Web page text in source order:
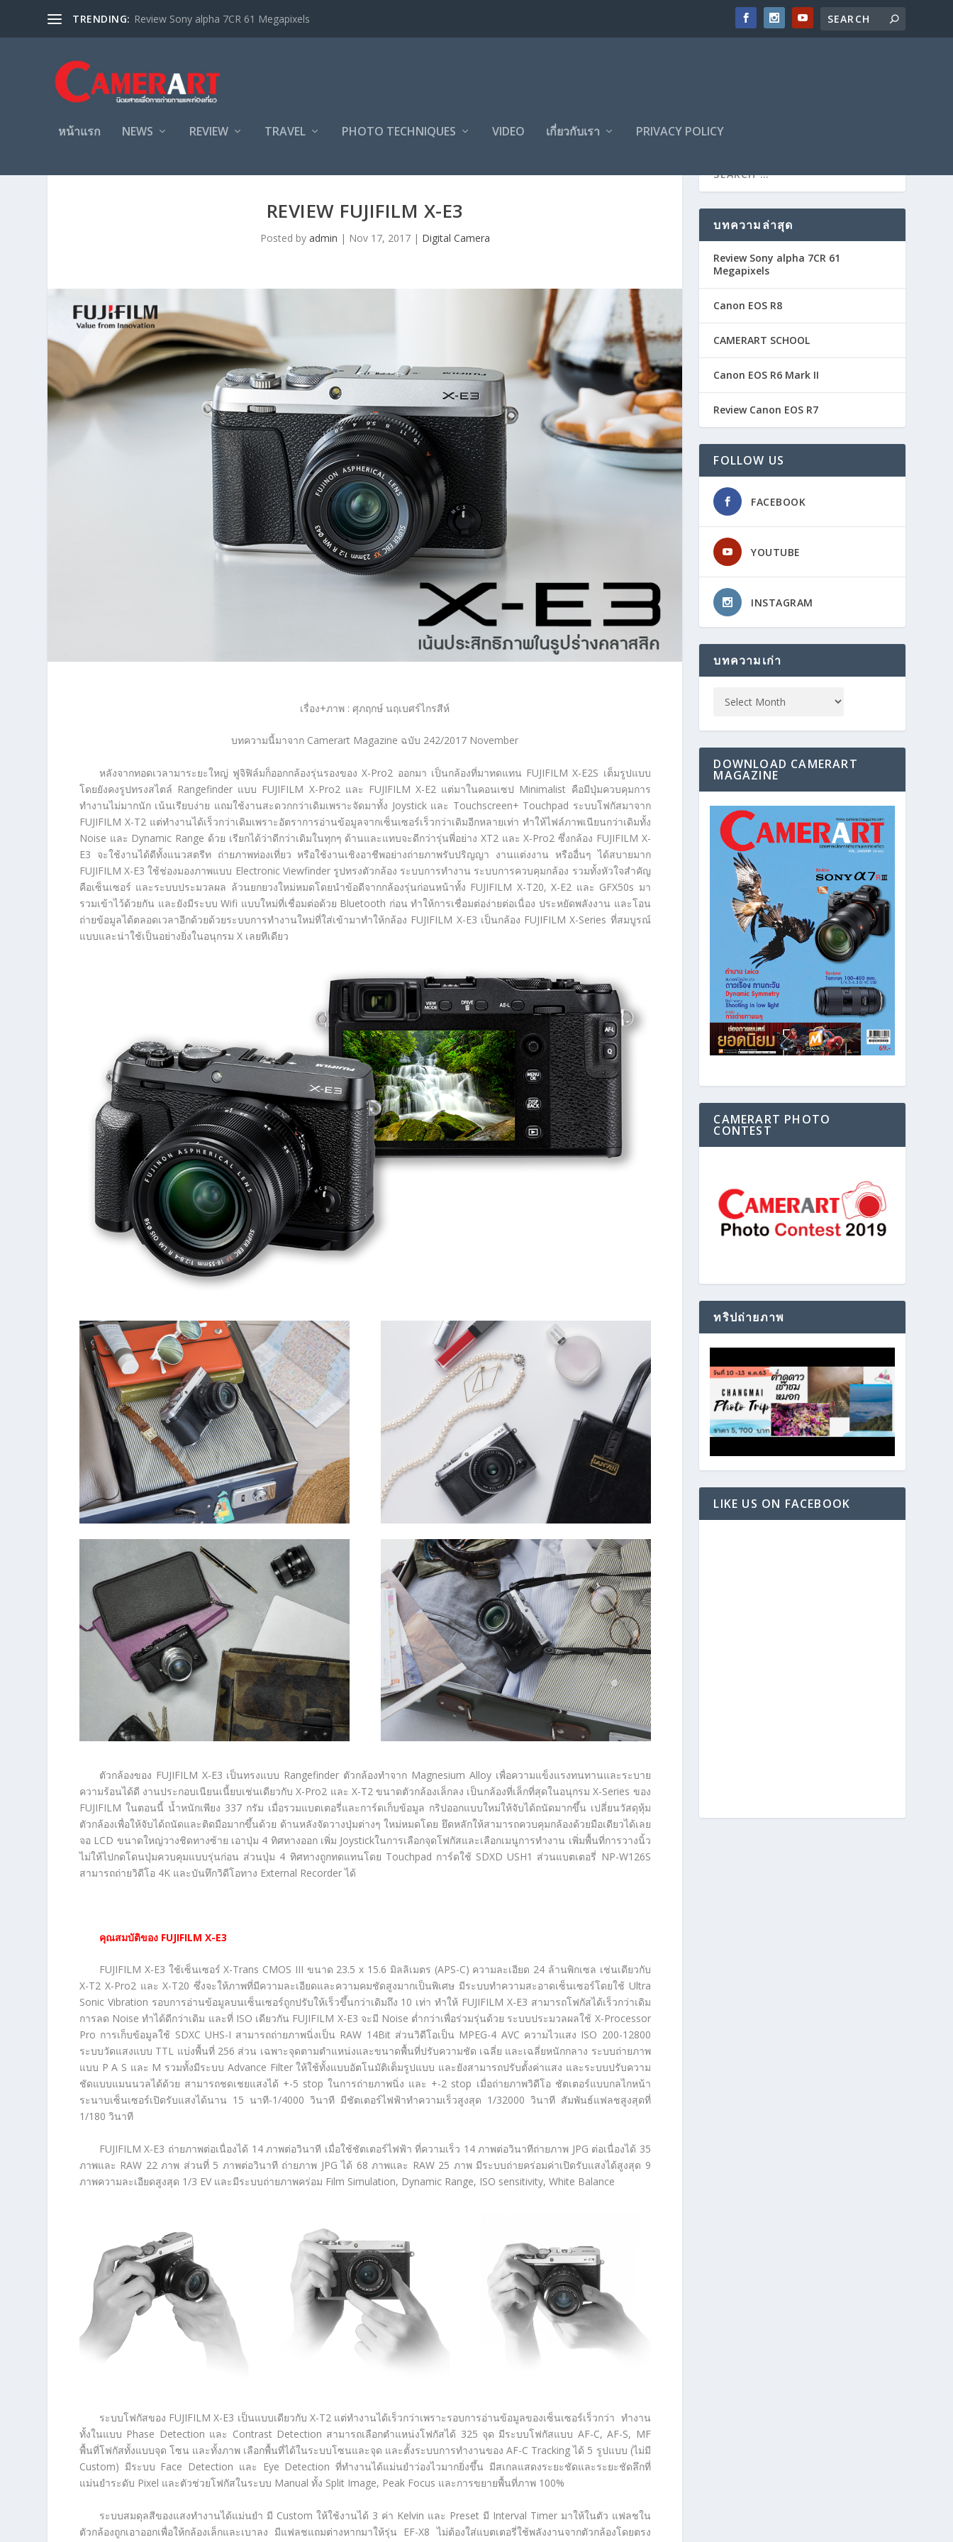
TRENDING: Review Sony alpha 7CR 61 Megapixels
หน้าแรก NEWS REVIEW TRAVEL PHOTO TECHNIQUES VIDEO เกี่ยวกับเรา PRIVACY POLICY
REVIEW FUJIFILM X-E3
Posted by admin | Nov 17, 2017| Digital Camera
เรื่อง+ภาพ : ศุภฤกษ์ นฤเบศร์ไกรสีห์
บทความนี้มาจาก Camerart Magazine ฉบับ 242/2017 November
หลังจากทอดเวลามาระยะใหญ่ ฟูจิฟิล์มก็ออกกล้องรุ่นรองของ X-Pro2 ออกมา เป็นกล้องที่มาทดแทน FUJIFILM X-E2S เต็มรูปแบบ
โดยยังคงรูปทรงสไตล์ Rangefinder แบบ FUJIFILM X-Pro2 และ FUJIFILM X-E2 แต่มาในคอนเซป Minimalist คือมีปุ่มควบคุมการ
ทำงานไม่มากนัก เน้นเรียบง่าย แถมใช้งานสะดวกกว่าเดิมเพราะจัดมาทั้ง Joystick และ Touchscreen+ Touchpad ระบบโฟกัสมาจาก
FUJIFILM X-T2 แต่ทำงานได้เร็วกว่าเดิมเพราะอัตราการอ่านข้อมูลจากเซ็นเซอร์เร็วกว่าเดิมอีกหลายเท่า ทำให้ไฟล์ภาพเนียนกว่าเดิมทั้ง
Noise และ Dynamic Range ด้วย เรียกได้ว่าดีกว่าเดิมในทุกๆ ด้านและแทบจะดีกว่ารุ่นพี่อย่าง XT2 และ X-Pro2 ซึ่งกล้อง FUJIFILM X-
E3 จะใช้งานได้ดีทั้งแนวสตรีท ถ่ายภาพท่องเที่ยว หรือใช้งานเชิงอาชีพอย่างถ่ายภาพรับปริญญา งานแต่งงาน หรืออื่นๆ ได้สบายมาก
FUJIFILM X-E3 ใช้ช่องมองภาพแบบ Electronic Viewfinder รูปทรงตัวกล้อง ระบบการทำงาน ระบบการควบคุมกล้อง รวมทั้งหัวใจสำคัญ
คือเซ็นเซอร์ และระบบประมวลผล ล้วนยกยวงใหม่หมดโดยนำข้อดีจากกล้องรุ่นก่อนหน้าทั้ง FUJIFILM X-T20, X-E2 และ GFX50s มา
รวมเข้าไว้ด้วยกัน และยังมีระบบ Wifi แบบใหม่ที่เชื่อมต่อด้วย Bluetooth ก่อน ทำให้การเชื่อมต่อง่ายต่อเนื่อง ประหยัดพลังงาน และโอน
ถ่ายข้อมูลได้ตลอดเวลาอีกด้วยด้วยระบบการทำงานใหม่ที่ใส่เข้ามาทำให้กล้อง FUJIFILM X-E3 เป็นกล้อง FUJIFILM X-Series ที่สมบูรณ์
แบบและน่าใช้เป็นอย่างยิ่งในอนุกรม X เลยทีเดียว
ตัวกล้องของ FUJIFILM X-E3 เป็นทรงแบบ Rangefinder ตัวกล้องทำจาก Magnesium Alloy เพื่อความแข็งแรงทนทานและระบาย
ความร้อนได้ดี งานประกอบเนียนเนี้ยบเช่นเดียวกับ X-Pro2 และ X-T2 ขนาดตัวกล้องเล็กลง เป็นกล้องที่เล็กที่สุดในอนุกรม X-Series ของ
FUJIFILM ในตอนนี้ น้ำหนักเพียง 337 กรัม เมื่อรวมแบตเตอรี่และการ์ดเก็บข้อมูล กริปออกแบบใหม่ให้จับได้ถนัดมากขึ้น เปลี่ยนวัสดุหุ้ม
ตัวกล้องเพื่อให้จับได้ถนัดและติดมือมากขึ้นด้วย ด้านหลังจัดวางปุ่มต่างๆ ใหม่หมดโดย ยึดหลักให้สามารถควบคุมกล้องด้วยมือเดียวได้เลย
จอ LCD ขนาดใหญ่วางชิดทางซ้าย เอาปุ่ม 4 ทิศทางออก เพิ่ม Joystickในการเลือกจุดโฟกัสและเลือกเมนูการทำงาน เพิ่มพื้นที่การวางนิ้ว
ไม่ให้ไปกดโดนปุ่มควบคุมแบบรุ่นก่อน ส่วนปุ่ม 4 ทิศทางถูกทดแทนโดย Touchpad การ์ดใช้ SDXD USH1 ส่วนแบตเตอรี่ NP-W126S
สามารถถ่ายวิดีโอ 4K และบันทึกวิดีโอทาง External Recorder ได้
คุณสมบัติของ FUJIFILM X-E3
FUJIFILM X-E3 ใช้เซ็นเซอร์ X-Trans CMOS III ขนาด 23.5 x 15.6 มิลลิเมตร (APS-C) ความละเอียด 24 ล้านพิกเซล เช่นเดียวกับ
X-T2 X-Pro2 และ X-T20 ซึ่งจะให้ภาพที่มีความละเอียดและความคมชัดสูงมากเป็นพิเศษ มีระบบทำความสะอาดเซ็นเซอร์โดยใช้ Ultra
Sonic Vibration รอบการอ่านข้อมูลบนเซ็นเซอร์ถูกปรับให้เร็วขึ้นกว่าเดิมถึง 10 เท่า ทำให้ FUJIFILM X-E3 สามารถโฟกัสได้เร็วกว่าเดิม
การลด Noise ทำได้ดีกว่าเดิม และที่ ISO เดียวกัน FUJIFILM X-E3 จะมี Noise ต่ำกว่าเพื่อร่วมรุ่นด้วย ระบบประมวลผลใช้ X-Processor
Pro การเก็บข้อมูลใช้ SDXC UHS-I สามารถถ่ายภาพนิ่งเป็น RAW 14Bit ส่วนวิดีโอเป็น MPEG-4 AVC ความไวแสง ISO 200-12800
ระบบวัดแสงแบบ TTL แบ่งพื้นที่ 256 ส่วน เฉพาะจุดตามตำแหน่งและขนาดพื้นที่ปรับความชัด เฉลี่ย และเฉลี่ยหนักกลาง ระบบถ่ายภาพ
แบบ P A S และ M รวมทั้งมีระบบ Advance Filter ให้ใช้ทั้งแบบอัตโนมัติเต็มรูปแบบ และยังสามารถปรับตั้งค่าแสง และระบบปรับความ
ชัดแบบแมนนวลได้ด้วย สามารถชดเชยแสงได้ +-5 stop ในการถ่ายภาพนิ่ง และ +-2 stop เมื่อถ่ายภาพวิดีโอ ชัตเตอร์แบบกลไกหน้า
ระนาบเซ็นเซอร์เปิดรับแสงได้นาน 15 นาที-1/4000 วินาที มีชัตเตอร์ไฟฟ้าทำความเร็วสูงสุด 1/32000 วินาที สัมพันธ์แฟลชสูงสุดที่
1/180 วินาที
FUJIFILM X-E3 ถ่ายภาพต่อเนื่องได้ 14 ภาพต่อวินาที เมื่อใช้ชัตเตอร์ไฟฟ้า ที่ความเร็ว 14 ภาพต่อวินาทีถ่ายภาพ JPG ต่อเนื่องได้ 35
ภาพและ RAW 22 ภาพ ส่วนที่ 5 ภาพต่อวินาที ถ่ายภาพ JPG ได้ 68 ภาพและ RAW 25 ภาพ มีระบบถ่ายคร่อมค่าเปิดรับแสงได้สูงสุด 9
ภาพความละเอียดสูงสุด 1/3 EV และมีระบบถ่ายภาพคร่อม Film Simulation, Dynamic Range, ISO sensitivity, White Balance
ระบบโฟกัสของ FUJIFILM X-E3 เป็นแบบเดียวกับ X-T2 แต่ทำงานได้เร็วกว่าเพราะรอบการอ่านข้อมูลของเซ็นเซอร์เร็วกว่า ทำงาน
ทั้งในแบบ Phase Detection และ Contrast Detection สามารถเลือกตำแหน่งโฟกัสได้ 325 จุด มีระบบโฟกัสแบบ AF-C, AF-S, MF
พื้นที่โฟกัสทั้งแบบจุด โซน และทั้งภาพ เลือกพื้นที่ได้ในระบบโซนและจุด และตั้งระบบการทำงานของ AF-C Tracking ได้ 5 รูปแบบ (ไม่มี
Custom) มีระบบ Face Detection และ Eye Detection ที่ทำงานได้แม่นยำว่องไวมากยิ่งขึ้น มีสเกลแสดงระยะชัดและระยะชัดลึกที่
แม่นยำระดับ Pixel และตัวช่วยโฟกัสในระบบ Manual ทั้ง Split Image, Peak Focus และการขยายพื้นที่ภาพ 100%
ระบบสมดุลสีของแสงทำงานได้แม่นยำ มี Custom ให้ใช้งานได้ 3 ค่า Kelvin และ Preset มี Interval Timer มาให้ในตัว แฟลชใน
ตัวกล้องถูกเอาออกเพื่อให้กล้องเล็กและเบาลง มีแฟลชแถมต่างหากมาให้รุ่น EF-X8 ไม่ต้องใส่แบตเตอรี่ใช้พลังงานจากตัวกล้องโดยตรง
บทความล่าสุด
Review Sony alpha 7CR 61
Megapixels
Canon EOS R8
CAMERART SCHOOL
Canon EOS R6 Mark II
Review Canon EOS R7
FOLLOW US
FACEBOOK
YOUTUBE
INSTAGRAM
บทความเก่า
DOWNLOAD CAMERART
MAGAZINE
CAMERART PHOTO
CONTEST
ทริปถ่ายภาพ
LIKE US ON FACEBOOK